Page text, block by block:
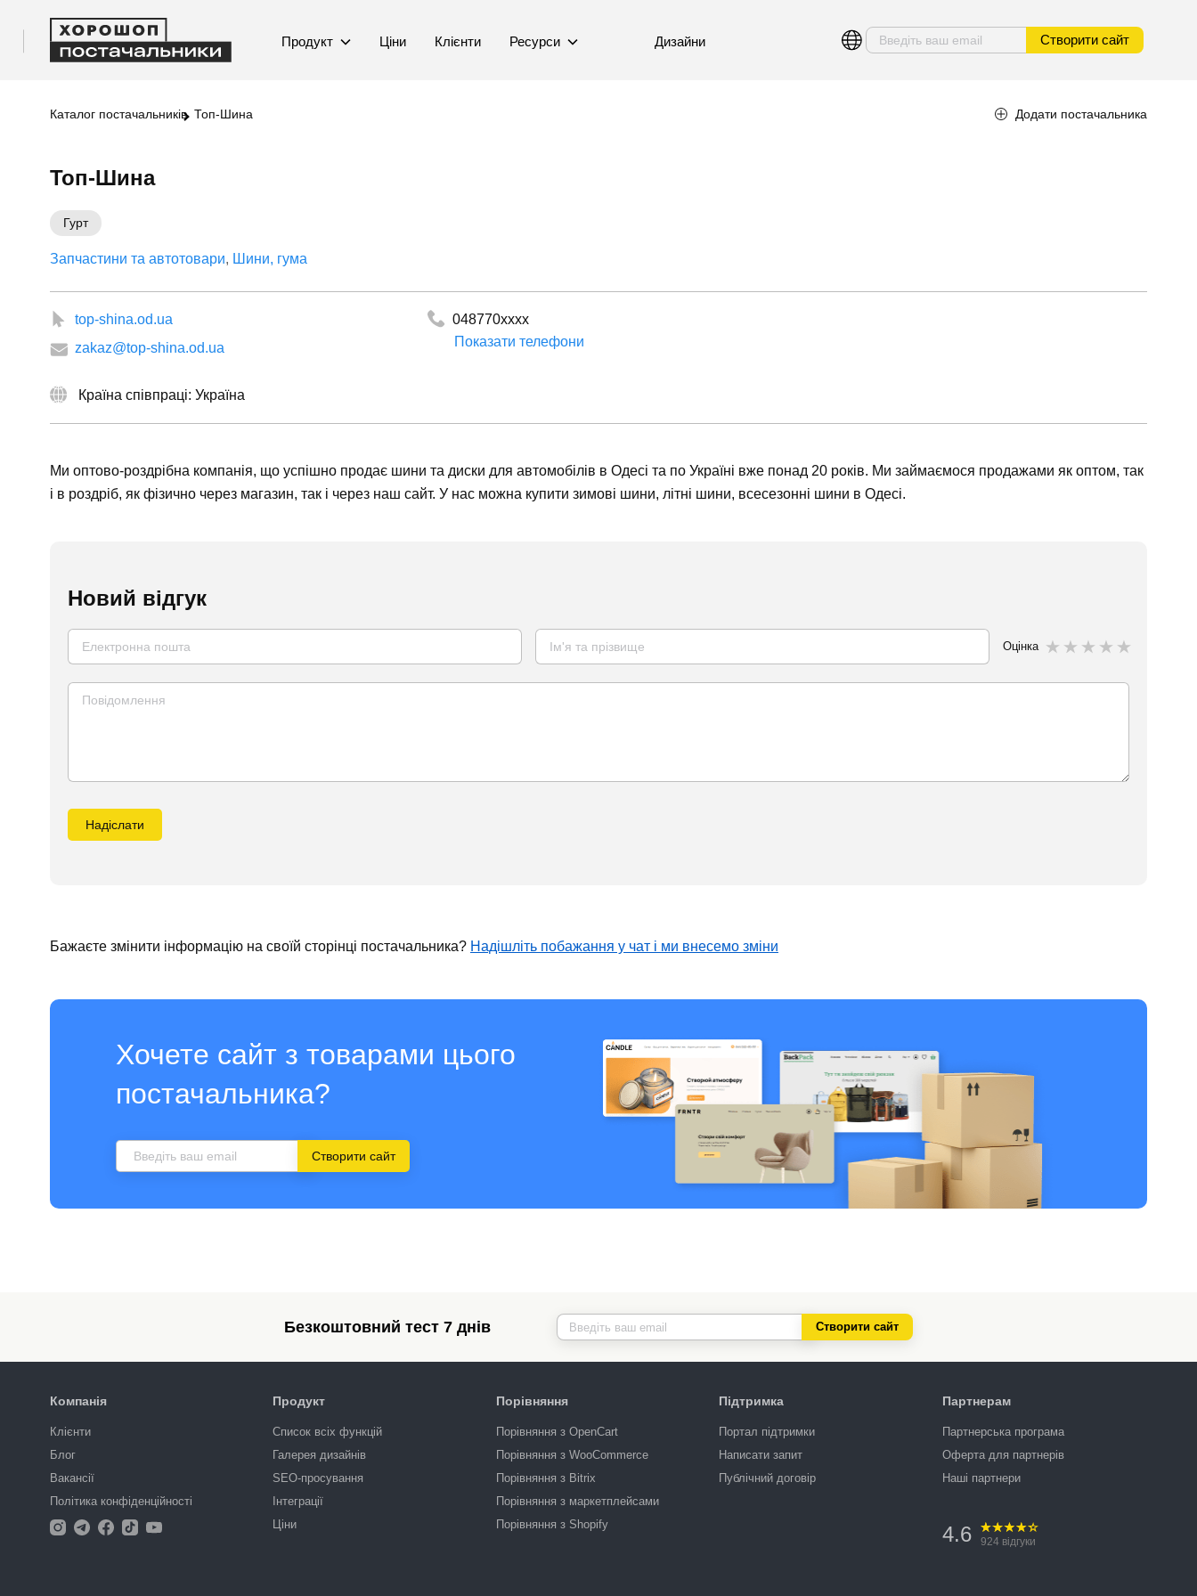
Продукт Ціни Клієнти Ресурси Дизайни Створити сайт
Каталог постачальників Топ-Шина Додати постачальника
Топ-Шина
Гурт
Запчастини та автотовари Шини, гума
top-shina.od.ua
zakaz@top-shina.od.ua
048770xxxx
Показати телефони
Країна співпраці: Україна
Ми оптово-роздрібна компанія, що успішно продає шини та диски для автомобілів в Одесі та по Україні вже понад 20 років. Ми займаємося продажами як оптом, так
і в роздріб, як фізично через магазин, так і через наш сайт. У нас можна купити зимові шини, літні шини, всесезонні шини в Одесі.
Новий відгук
Оцінка
Надіслати
Бажаєте змінити інформацію на своїй сторінці постачальника? Надішліть побажання у чат і ми внесемо зміни
Хочете сайт з товарами цього
постачальника?
Створити сайт
Безкоштовний тест 7 днів Створити сайт
Компанія
Клієнти
Блог
Вакансії
Політика конфіденційності
Продукт
Список всіх функцій
Галерея дизайнів
SEO-просування
Інтеграції
Ціни
Порівняння
Порівняння з OpenCart
Порівняння з WooCommerce
Порівняння з Bitrix
Порівняння з маркетплейсами
Порівняння з Shopify
Підтримка
Портал підтримки
Написати запит
Публічний договір
Партнерам
Партнерська програма
Оферта для партнерів
Наші партнери
4.6 924 відгуки